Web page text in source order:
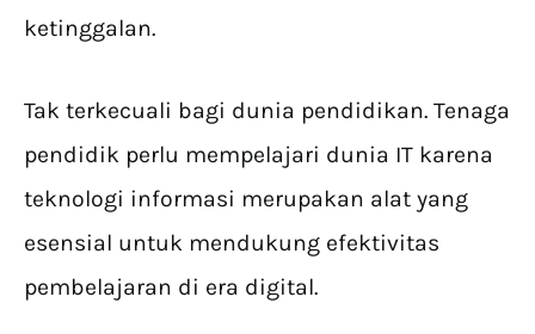
ketinggalan.
Tak terkecuali bagi dunia pendidikan. Tenaga
pendidik perlu mempelajari dunia IT karena
teknologi informasi merupakan alat yang
esensial untuk mendukung efektivitas
pembelajaran di era digital.